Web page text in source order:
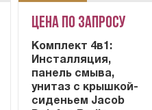
Цена по запросу
Комплект 4в1:
Инсталляция,
панель смыва,
унитаз с крышкой-
сиденьем Jacob